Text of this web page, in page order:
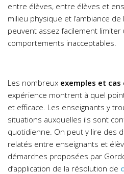
entre élèves, entre élèves et
milieu physique et l’ambiance
peuvent assez facilement
comportements inacceptables.
Les nombreux exemples et cas
expérience montrent à quel
et efficace. Les enseignants y
situations auxquelles ils sont
quotidienne. On peut y lire des
relatés entre enseignants et
démarches proposées par
d’application de la résolution de